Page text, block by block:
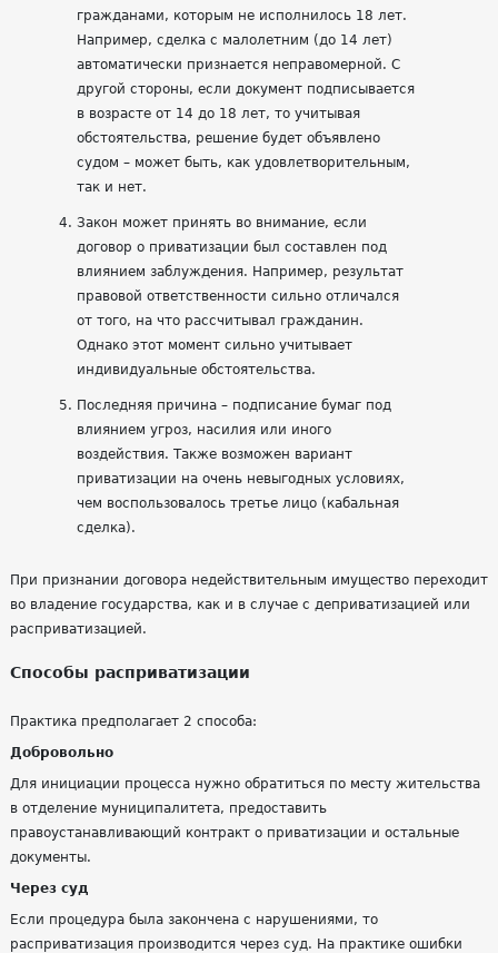
гражданами, которым не исполнилось 18 лет.
Например, сделка с малолетним (до 14 лет)
автоматически признается неправомерной. С
другой стороны, если документ подписывается
в возрасте от 14 до 18 лет, то учитывая
обстоятельства, решение будет объявлено
судом – может быть, как удовлетворительным,
так и нет.
Закон может принять во внимание, если
договор о приватизации был составлен под
влиянием заблуждения. Например, результат
правовой ответственности сильно отличался
от того, на что рассчитывал гражданин.
Однако этот момент сильно учитывает
индивидуальные обстоятельства.
Последняя причина – подписание бумаг под
влиянием угроз, насилия или иного
воздействия. Также возможен вариант
приватизации на очень невыгодных условиях,
чем воспользовалось третье лицо (кабальная
сделка).
При признании договора недействительным имущество переходит
во владение государства, как и в случае с деприватизацией или
расприватизацией.
Способы расприватизации
Практика предполагает 2 способа:
Добровольно
Для инициации процесса нужно обратиться по месту жительства
в отделение муниципалитета, предоставить
правоустанавливающий контракт о приватизации и остальные
документы.
Через суд
Если процедура была закончена с нарушениями, то
расприватизация производится через суд. На практике ошибки